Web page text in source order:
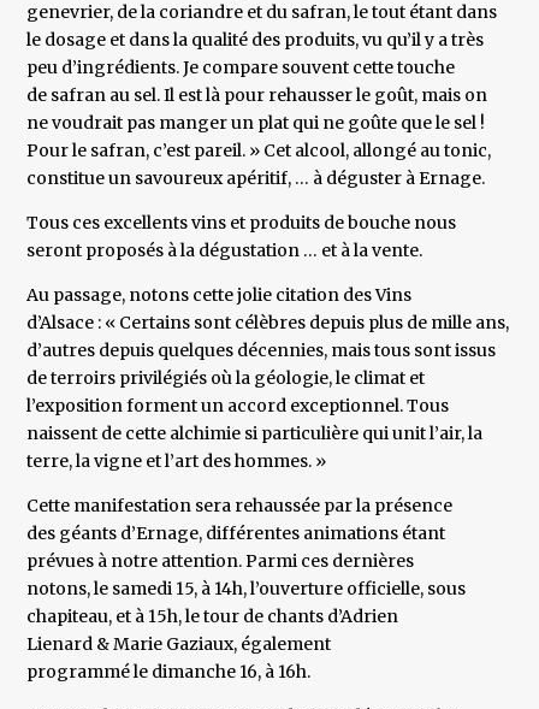
genevrier, de la coriandre et du safran, le tout étant dans
le dosage et dans la qualité des produits, vu qu’il y a très
peu d’ingrédients. Je compare souvent cette touche
de safran au sel. Il est là pour rehausser le goût, mais on
ne voudrait pas manger un plat qui ne goûte que le sel !
Pour le safran, c’est pareil. » Cet alcool, allongé au tonic,
constitue un savoureux apéritif, … à déguster à Ernage.
Tous ces excellents vins et produits de bouche nous
seront proposés à la dégustation … et à la vente.
Au passage, notons cette jolie citation des Vins
d’Alsace : « Certains sont célèbres depuis plus de mille ans,
d’autres depuis quelques décennies, mais tous sont issus
de terroirs privilégiés où la géologie, le climat et
l’exposition forment un accord exceptionnel. Tous
naissent de cette alchimie si particulière qui unit l’air, la
terre, la vigne et l’art des hommes. »
Cette manifestation sera rehaussée par la présence
des géants d’Ernage, différentes animations étant
prévues à notre attention. Parmi ces dernières
notons, le samedi 15, à 14h, l’ouverture officielle, sous
chapiteau, et à 15h, le tour de chants d’Adrien
Lienard & Marie Gaziaux, également
programmé le dimanche 16, à 16h.